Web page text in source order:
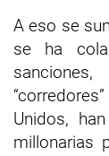
A eso se
se ha
Unidos,
millonarias